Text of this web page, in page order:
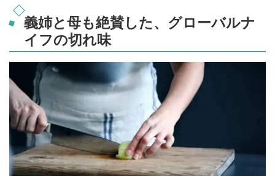
義姉と母も絶賛した、グローバルナ
イフの切れ味